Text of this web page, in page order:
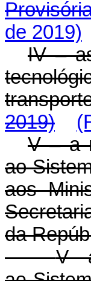
de 2019)
IV –
2019)
V – a
ao
aos
da
V -